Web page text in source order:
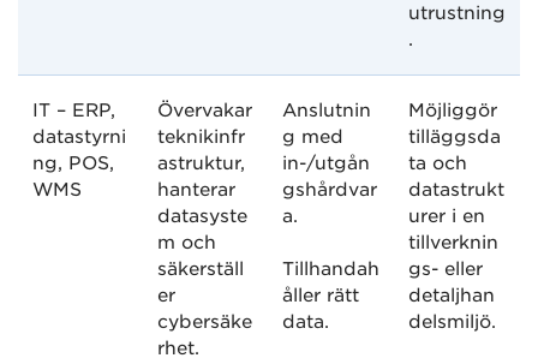
utrustning
.
IT – ERP,
datastyrni
ng, POS,
WMS
Övervakar
teknikinfr
astruktur,
hanterar
datasyste
m och
säkerställ
er
cybersäke
rhet.
Anslutnin
g med
in-/utgån
gshårdvar
a.
Tillhandah
åller rätt
data.
Möjliggör
tilläggsda
ta och
datastrukt
urer i en
tillverknin
gs- eller
detaljhan
delsmiljö.